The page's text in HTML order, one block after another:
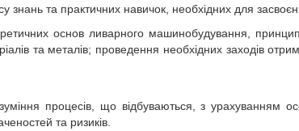
та практичних навичок, необхідних для
основ ливарного машинобудування,
та металів; проведення необхідних заходів
процесів, що відбуваються, з урахуванням
та ризиків.